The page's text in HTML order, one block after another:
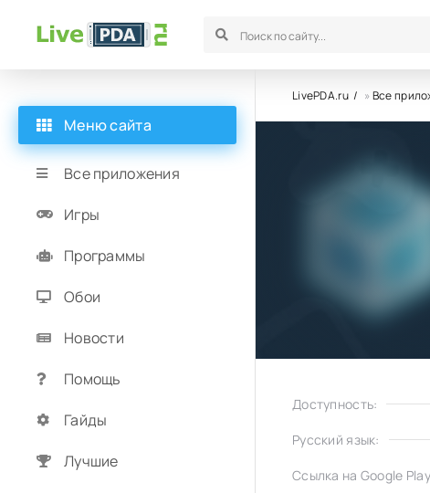
LivePDA.ru »Все
Доступность:
Русский язык:
Ссылка на Google
Меню сайта
Все приложения
Игры
Программы
Обои
Новости
Помощь
Гайды
Лучшие